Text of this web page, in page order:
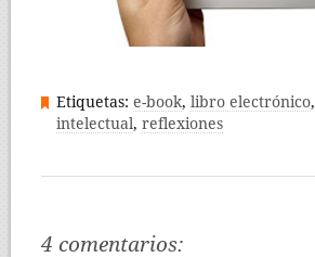
Etiquetas: e-book, libro electrónico,
intelectual, reflexiones
4 comentarios: